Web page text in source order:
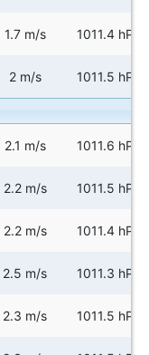
1.7 m/s 1011.4 hPa
2 m/s 1011.5 hPa
2.1 m/s 1011.6 hPa
2.2 m/s 1011.5 hPa
2.2 m/s 1011.4 hPa
2.5 m/s 1011.3 hPa
2.3 m/s 1011.5 hPa